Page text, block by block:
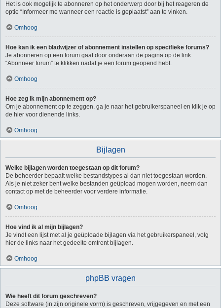
Het is ook mogelijk te abonneren op het onderwerp door bij het reageren de
optie “Informeer me wanneer een reactie is geplaatst” aan te vinken.
Omhoog
Hoe kan ik een bladwijzer of abonnement instellen op specifieke forums?
Je abonneren op een forum gaat door onderaan de pagina op de link
“Abonneer forum” te klikken nadat je een forum geopend hebt.
Omhoog
Hoe zeg ik mijn abonnement op?
Om je abonnement op te zeggen, ga je naar het gebruikerspaneel en klik je op
de hier voor dienende links.
Omhoog
Bijlagen
Welke bijlagen worden toegestaan op dit forum?
De beheerder bepaalt welke bestandstypes al dan niet toegestaan worden.
Als je niet zeker bent welke bestanden geüpload mogen worden, neem dan
contact op met de beheerder voor verdere informatie.
Omhoog
Hoe vind ik al mijn bijlagen?
Je vindt een lijst met al je geüploade bijlagen via het gebruikerspaneel, volg
hier de links naar het gedeelte omtrent bijlagen.
Omhoog
phpBB vragen
Wie heeft dit forum geschreven?
Deze software (in zijn originele vorm) is geschreven, vrijgegeven en met een